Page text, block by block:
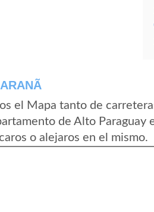
el Mapa tanto de
de Alto Paraguay
o alejaros en el mismo.